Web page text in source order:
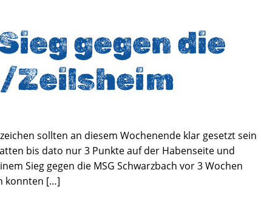
gegen die
Zeilsheim
sollten an diesem Wochenende klar gesetzt sein
bis dato nur 3 Punkte auf der Habenseite und
Sieg gegen die MSG Schwarzbach vor 3 Wochen
konnten […]